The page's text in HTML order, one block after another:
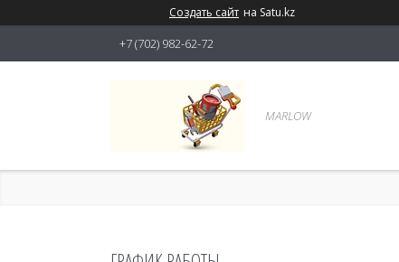
Создать сайт на Satu.kz
+7 (702) 982-62-72
MARLOW